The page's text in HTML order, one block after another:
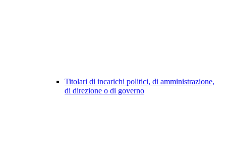
Titolari di incarichi politici, di amministrazione,
di direzione o di governo